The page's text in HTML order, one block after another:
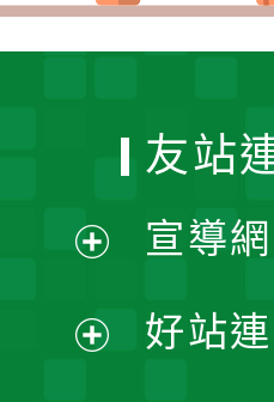
開
友站
宣導
好站